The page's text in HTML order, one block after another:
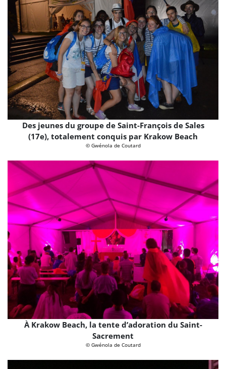
Des jeunes du groupe de Saint-François de Sales
(17e), totalement conquis par Krakow Beach
© Gwénola de Coutard
À Krakow Beach, la tente d’adoration du Saint-
Sacrement
© Gwénola de Coutard